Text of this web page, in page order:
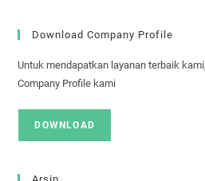
Download Company Profile
Untuk mendapatkan layanan terbaik
Company Profile kami
DOWNLOAD